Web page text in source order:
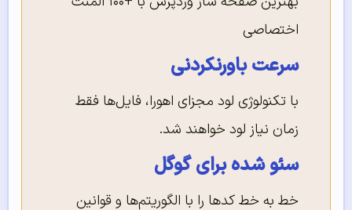
اختصاصی
سرعت باورنکردنی
با تکنولوژی لود مجزای اهورا، فایل‌ها فقط
زمان نیاز لود خواهند شد.
سئو شده برای گوگل
خط به خط کدها را با الگوریتم‌ها و قوانین